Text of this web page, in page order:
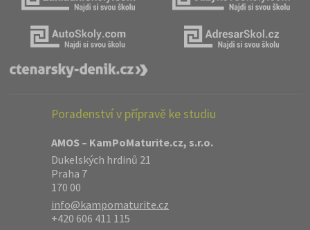
Poradenství v přípravě ke studiu
AMOS – KamPoMaturite.cz, s.r.o.
Dukelských hrdinů 21
Praha 7
170 00
info@kampomaturite.cz
+420 606 411 115